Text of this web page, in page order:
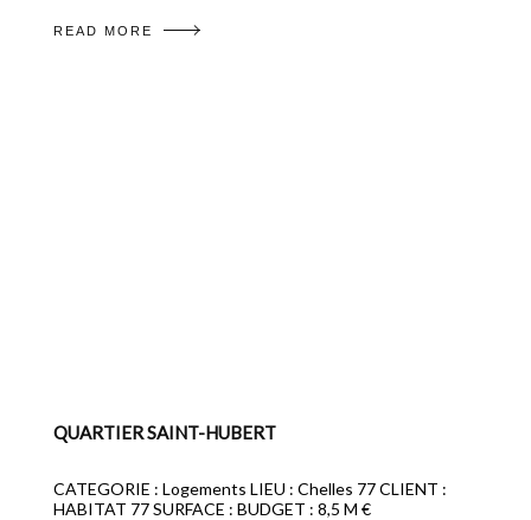
READ MORE
QUARTIER SAINT-HUBERT
CATEGORIE : Logements LIEU : Chelles 77 CLIENT :
HABITAT 77 SURFACE : BUDGET : 8,5 M €